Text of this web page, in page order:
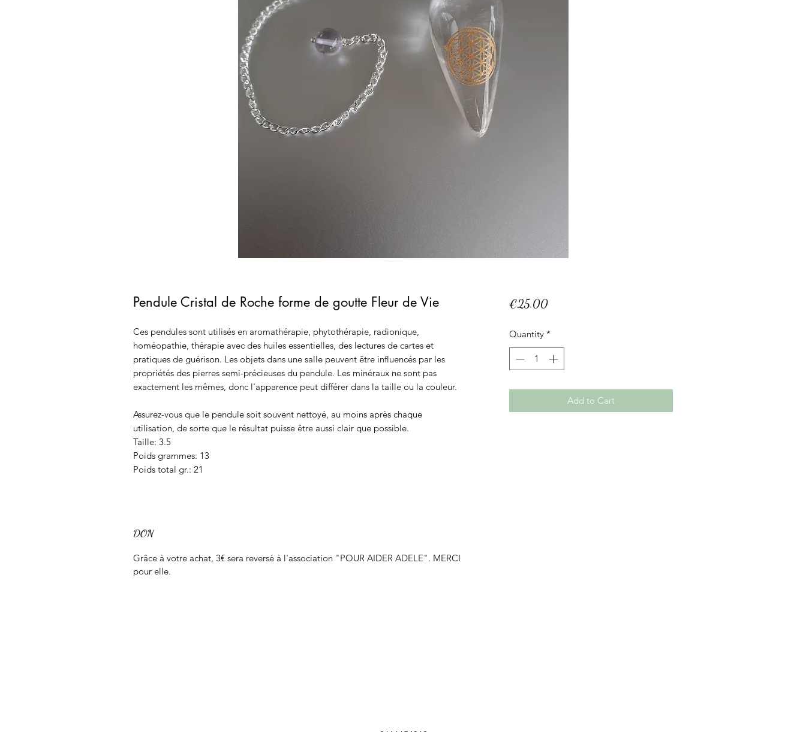
Pendule Cristal de Roche forme de goutte Fleur de Vie
Ces pendules sont utilisés en aromathérapie, phytothérapie, radionique,
homéopathie, thérapie avec des huiles essentielles, des lectures de cartes et
pratiques de guérison. Les objets dans une salle peuvent être influencés par les
propriétés des pierres semi-précieuses du pendule. Les minéraux ne sont pas
exactement les mêmes, donc l'apparence peut différer dans la taille ou la couleur.
Assurez-vous que le pendule soit souvent nettoyé, au moins après chaque
utilisation, de sorte que le résultat puisse être aussi clair que possible.
Taille: 3.5
Poids grammes: 13
Poids total gr.: 21
DON
Grâce à votre achat, 3€ sera reversé à l'association "POUR AIDER ADELE". MERCI
pour elle.
€25.00Price
Quantity *
Add to Cart